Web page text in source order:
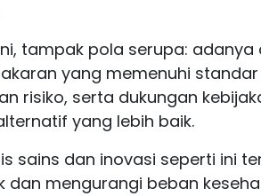
tampak pola serupa:
yang memenuhi
risiko, serta dukungan
yang lebih baik.
sains dan inovasi seperti ini
dan mengurangi beban